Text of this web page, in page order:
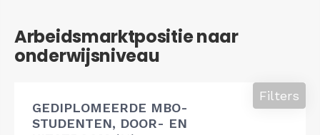
Arbeidsmarktpositie naar
onderwijsniveau
GEDIPLOMEERDE MBO-
STUDENTEN, DOOR- EN
Filters